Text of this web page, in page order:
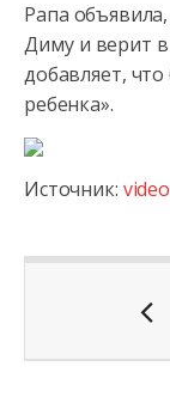
Рапа
Диму и верит
добавляет, что
ребенка».
Источник: